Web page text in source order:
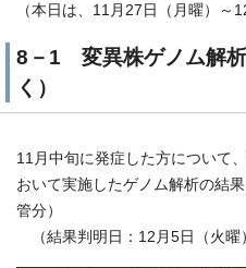
（本日は、11月27日（月曜）～
8－1 変異株ゲノム解
く）
11月中旬に発症した方について
おいて実施したゲノム解析の結
管分）
（結果判明日：12月5日（火曜